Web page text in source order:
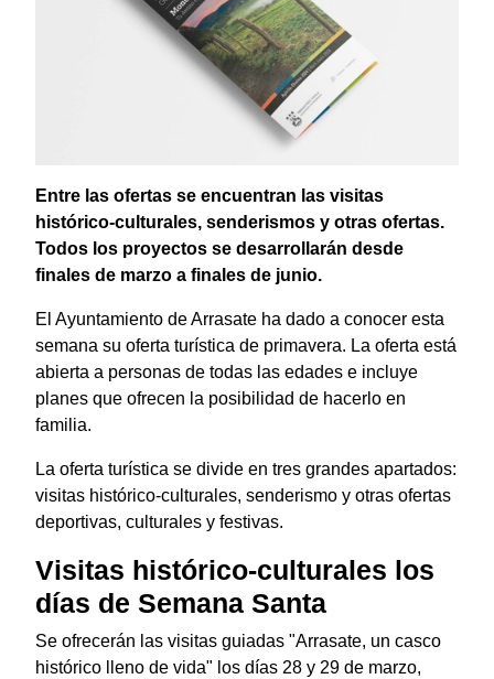
Entre las ofertas se encuentran las visitas
histórico-culturales, senderismos y otras ofertas.
Todos los proyectos se desarrollarán desde
finales de marzo a finales de junio.
El Ayuntamiento de Arrasate ha dado a conocer esta
semana su oferta turística de primavera. La oferta está
abierta a personas de todas las edades e incluye
planes que ofrecen la posibilidad de hacerlo en
familia.
La oferta turística se divide en tres grandes apartados:
visitas histórico-culturales, senderismo y otras ofertas
deportivas, culturales y festivas.
Visitas histórico-culturales los
días de Semana Santa
Se ofrecerán las visitas guiadas "Arrasate, un casco
histórico lleno de vida" los días 28 y 29 de marzo,